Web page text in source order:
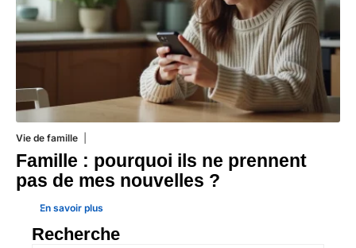
Vie de famille
Famille : pourquoi ils ne prennent
pas de mes nouvelles ?
En savoir plus
Recherche